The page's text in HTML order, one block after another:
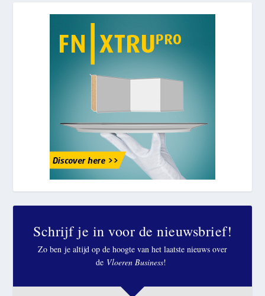
Schrijf je in voor de nieuwsbrief!
Zo ben je altijd op de hoogte van het laatste nieuws over
de Vloeren Business!